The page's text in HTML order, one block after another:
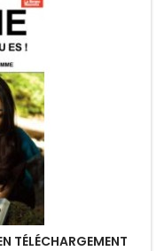
TÉLÉCHARGEMENT